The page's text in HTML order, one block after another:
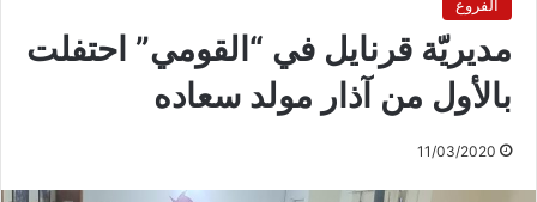
الفروع
مديريّة قرنايل في “القومي” احتفلت
بالأول من آذار مولد سعاده
11/03/2020